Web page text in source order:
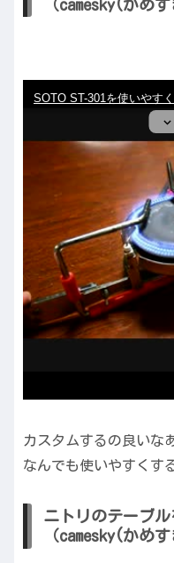
（camesky(かめ
カスタムするの良いな
なんでも使いやすくす
ニトリのテーブ
（camesky(かめ